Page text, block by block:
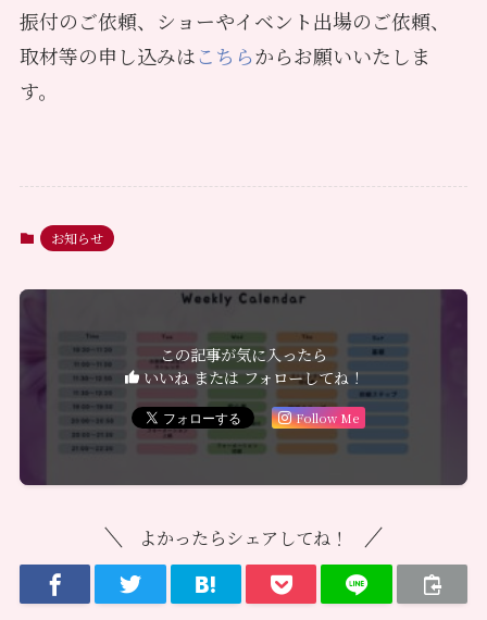
振付のご依頼、ショーやイベント出場のご依頼、
取材等の申し込みはこちらからお願いいたしま
す。
お知らせ
この記事が気に入ったら
いいね または フォローしてね！
Follow Me
よかったらシェアしてね！